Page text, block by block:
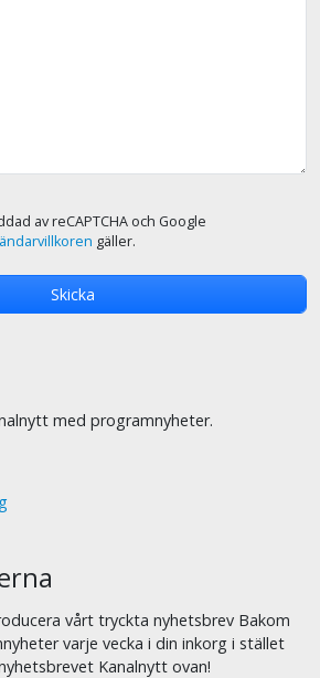
av reCAPTCHA och Google
gäller.
med programnyheter.
vårt tryckta nyhetsbrev Bakom
varje vecka i din inkorg i stället
Kanalnytt ovan!